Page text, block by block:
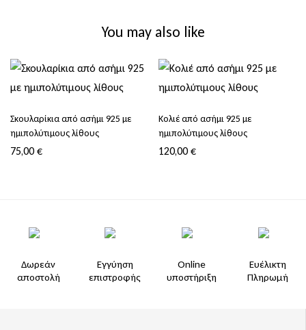
You may also like
Σκουλαρίκια από ασήμι 925 με
ημιπολύτιμους λίθους
75,00€
Κολιέ από ασήμι 925 με
ημιπολύτιμους λίθους
120,00€
Δωρεάν
αποστολή
Εγγύηση
επιστροφής
Online
υποστήριξη
Ευέλικτη
Πληρωμή